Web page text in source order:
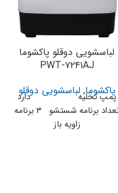
لباسشویی دوقلو پاکشوما
PWT-۷۲۴۱AJ
پاکشوما, لباسشویی دوقلو
پمپ تخلیه دارد
تعداد برنامه شستشو ۳ برنامه
زاویه باز